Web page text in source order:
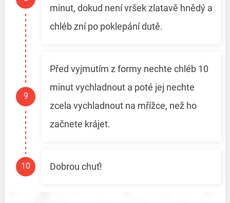
minut, dokud není vršek zlatavě hnědý a
chléb zní po poklepání dutě.
Před vyjmutím z formy nechte chléb 10
minut vychladnout a poté jej nechte
zcela vychladnout na mřížce, než ho
začnete krájet.
Dobrou chuť!